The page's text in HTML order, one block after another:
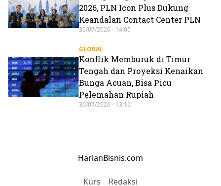
2026, PLN Icon Plus Dukung
Keandalan Contact Center PLN
30/07/2026 - 14:05
GLOBAL
Konflik Memburuk di Timur
Tengah dan Proyeksi Kenaikan
Bunga Acuan, Bisa Picu
Pelemahan Rupiah
30/07/2026 - 13:16
HarianBisnis.com
Kurs Redaksi